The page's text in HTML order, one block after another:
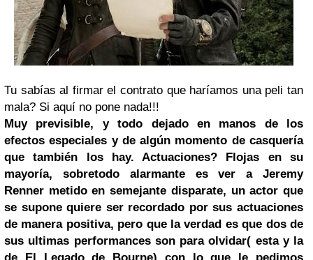
Tu sabías al firmar el contrato que haríamos una peli tan
mala? Si aquí no pone nada!!!
Muy previsible, y todo dejado en manos de los
efectos especiales y de algún momento de casquería
que también los hay. Actuaciones? Flojas en su
mayoría, sobretodo alarmante es ver a Jeremy
Renner metido en semejante disparate, un actor que
se supone quiere ser recordado por sus actuaciones
de manera positiva, pero que la verdad es que dos de
sus ultimas performances son para olvidar( esta y la